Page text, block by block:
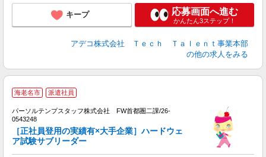
キープ 応募画面へ進む
かんたん3ステップ！
アデコ株式会社 Ｔｅｃｈ Ｔａｌｅｎｔ事業本部
の他の求人をみる
海老名市 派遣社員
パーソルテンプスタッフ株式会社 FW首都圏二課/26-
0543248
［正社員登用の実績有×大手企業］ハードウェ
ア試験サブリーダー